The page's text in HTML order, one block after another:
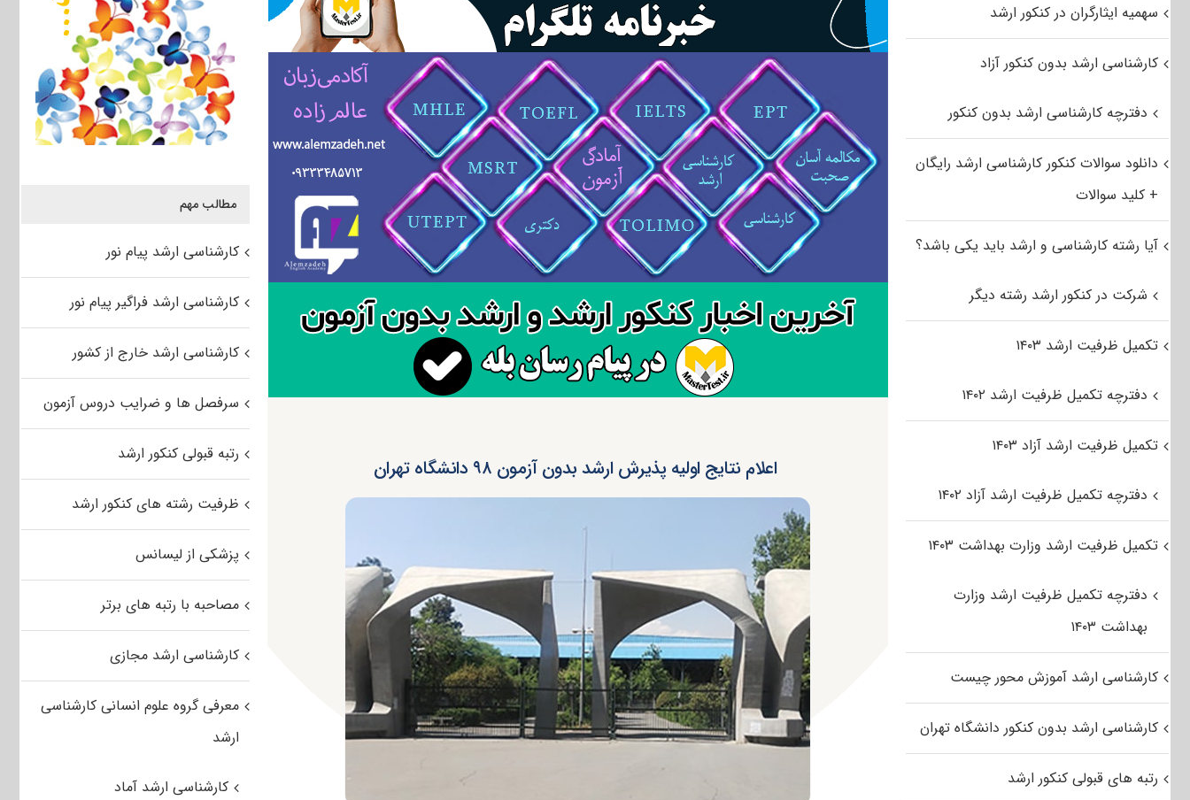
اعلام نتایج اولیه پذیرش ارشد بدون آزمون ۹۸ دانشگاه تهران
مطالب مهم
کارشناسی ارشد پیام نور
کارشناسی ارشد فراگیر پیام نور
کارشناسی ارشد خارج از کشور
سرفصل ها و ضرایب دروس آزمون
رتبه قبولی کنکور ارشد
ظرفیت رشته های کنکور ارشد
پزشکی از لیسانس
مصاحبه با رتبه های برتر
کارشناسی ارشد مجازی
معرفی گروه علوم انسانی کارشناسی
ارشد
کارشناسی ارشد آماد
سهمیه ایثارگران در کنکور ارشد
کارشناسی ارشد بدون کنکور آزاد
دفترچه کارشناسی ارشد بدون کنکور
دانلود سوالات کنکور کارشناسی ارشد رایگان
+ کلید سوالات
آیا رشته کارشناسی و ارشد باید یکی باشد؟
شرکت در کنکور ارشد رشته دیگر
تکمیل ظرفیت ارشد ۱۴۰۳
دفترچه تکمیل ظرفیت ارشد ۱۴۰۲
تکمیل ظرفیت ارشد آزاد ۱۴۰۳
دفترچه تکمیل ظرفیت ارشد آزاد ۱۴۰۲
تکمیل ظرفیت ارشد وزارت بهداشت ۱۴۰۳
دفترچه تکمیل ظرفیت ارشد وزارت
بهداشت ۱۴۰۳
کارشناسی ارشد آموزش محور چیست
کارشناسی ارشد بدون کنکور دانشگاه تهران
رتبه های قبولی کنکور ارشد